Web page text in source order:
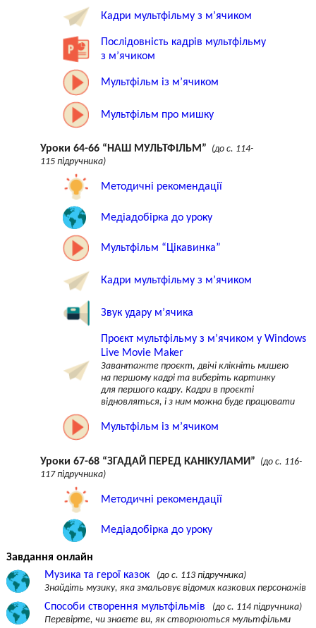
Кадри мультфільму з м’ячиком
Послідовність кадрів мультфільму
з м’ячиком
Мультфільм із м’ячиком
Мультфільм про мишку
Уроки 64-66 “НАШ МУЛЬТФІЛЬМ” (до с. 114-
115 підручника)
Методичні рекомендації
Медіадобірка до уроку
Мультфільм “Цікавинка”
Кадри мультфільму з м’ячиком
Звук удару м’ячика
Проєкт мультфільму з м’ячиком у Windows
Live Movie Maker
Завантажте проєкт, двічі клікніть мишею
на першому кадрі та виберіть картинку
для першого кадру. Кадри в проєкті
відновляться, і з ним можна буде працювати
Мультфільм із м’ячиком
Уроки 67-68 “ЗГАДАЙ ПЕРЕД КАНІКУЛАМИ” (до с. 116-
117 підручника)
Методичні рекомендації
Медіадобірка до уроку
Завдання онлайн
Музика та герої казок
(до с. 113 підручника)
Знайдіть музику, яка змальовує відомих казкових персонажів
Способи створення мультфільмів
(до с. 114 підручника)
Перевірте, чи знаєте ви, як створюються мультфільми